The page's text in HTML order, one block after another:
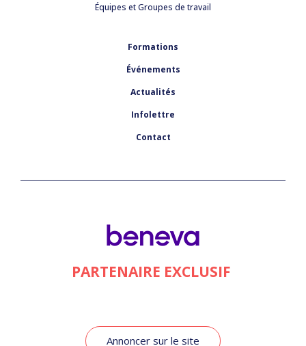
Équipes et Groupes de travail
Formations
Événements
Actualités
Infolettre
Contact
PARTENAIRE EXCLUSIF
Annoncer sur le site